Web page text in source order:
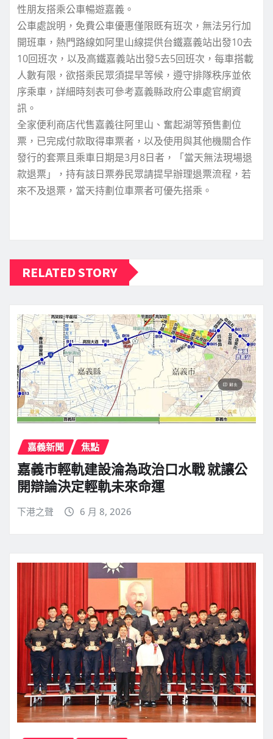
性朋友搭乘公車暢遊嘉義。
公車處說明，免費公車優惠僅限既有班次，無法另行加
開班車，熱門路線如阿里山線提供台鐵嘉義站出發10去
10回班次，以及高鐵嘉義站出發5去5回班次，每車搭載
人數有限，欲搭乘民眾須提早等候，遵守排隊秩序並依
序乘車，詳細時刻表可參考嘉義縣政府公車處官網資
訊。
全家便利商店代售嘉義往阿里山、奮起湖等預售劃位
票，已完成付款取得車票者，以及使用與其他機關合作
發行的套票且乘車日期是3月8日者，「當天無法現場退
款退票」，持有該日票券民眾請提早辦理退票流程，若
來不及退票，當天持劃位車票者可優先搭乘。
RELATED STORY
嘉義新聞 焦點
嘉義市輕軌建設淪為政治口水戰 就讓公
開辯論決定輕軌未來命運
下港之聲 6 月 8, 2026